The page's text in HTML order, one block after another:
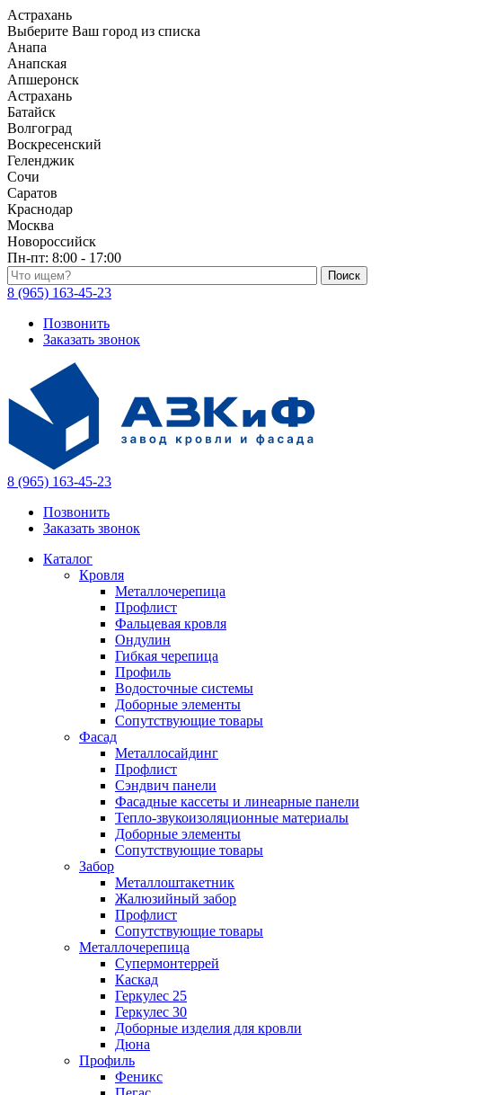
Астрахань
Выберите Ваш город из списка
Анапа
Анапская
Апшеронск
Астрахань
Батайск
Волгоград
Воскресенский
Геленджик
Сочи
Саратов
Краснодар
Москва
Новороссийск
Пн-пт: 8:00 - 17:00
Поиск по каталогу
8 (965) 163-45-23
Позвонить
Заказать звонок
8 (965) 163-45-23
Позвонить
Заказать звонок
Каталог
Кровля
Металлочерепица
Профлист
Фальцевая кровля
Ондулин
Гибкая черепица
Профиль
Водосточные системы
Доборные элементы
Сопутствующие товары
Фасад
Металлосайдинг
Профлист
Сэндвич панели
Фасадные кассеты и линеарные панели
Тепло-звукоизоляционные материалы
Доборные элементы
Сопутствующие товары
Забор
Металлоштакетник
Жалюзийный забор
Профлист
Сопутствующие товары
Металлочерепица
Супермонтеррей
Каскад
Геркулес 25
Геркулес 30
Доборные изделия для кровли
Дюна
Профиль
Феникс